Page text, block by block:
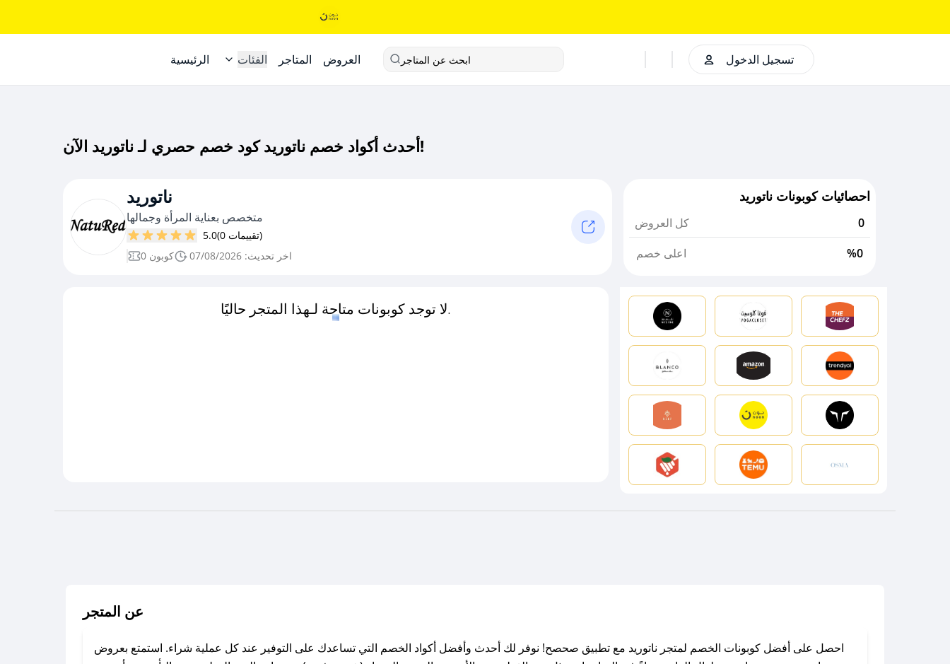
الرئيسية الفئات المتاجر العروض ابحث عن المتاجر تسجيل الدخول
أحدث أكواد خصم ناتوريد كود خصم حصري لـ ناتوريد الآن!
ناتوريد
متخصص بعناية المرأة وجمالها
5.0
(0 تقييمات)
0 كوبون
اخر تحديث: 07/08/2026
احصائيات كوبونات ناتوريد
كل العروض
0
اعلى خصم
%0
لا توجد كوبونات متاحة لـهذا المتجر حاليًا.
عن المتجر
احصل على أفضل كوبونات الخصم لمتجر ناتوريد مع تطبيق صحصح! نوفر لك أحدث وأفضل أكواد الخصم التي تساعدك على التوفير عند كل عملية شراء. استمتع بعروض